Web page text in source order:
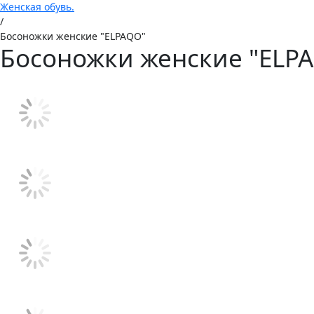
Женская обувь.
/
Босоножки женские "ELPAQO"
Босоножки женские